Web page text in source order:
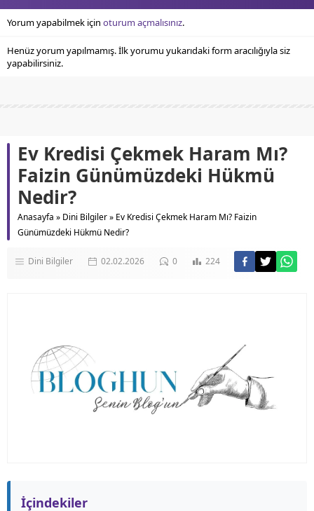
Yorum yapabilmek için oturum açmalısınız.
Henüz yorum yapılmamış. İlk yorumu yukarıdaki form aracılığıyla siz
yapabilirsiniz.
Ev Kredisi Çekmek Haram Mı?
Faizin Günümüzdeki Hükmü
Nedir?
Anasayfa » Dini Bilgiler» Ev Kredisi Çekmek Haram Mı? Faizin
Günümüzdeki Hükmü Nedir?
Dini Bilgiler 02.02.2026 0 224
İçindekiler